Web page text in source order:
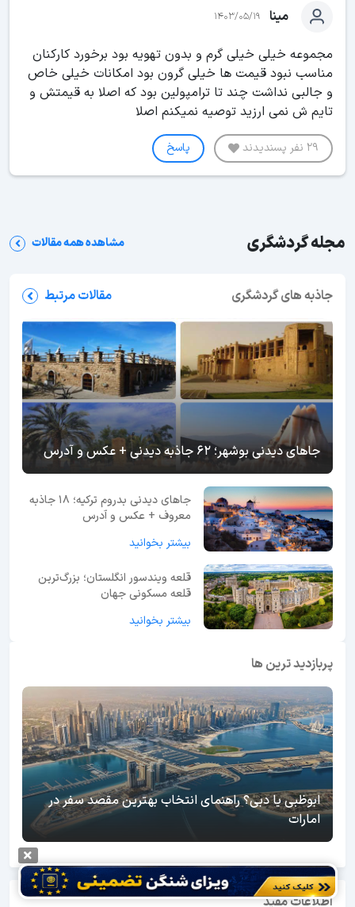
مینا 1403/05/19
مجموعه خیلی خیلی گرم و بدون تهویه بود برخورد کارکنان
مناسب نبود قیمت ها خیلی گرون بود امکانات خیلی خاص
و جالبی نداشت چند تا ترامپولین بود که اصلا به قیمتش و
تایم ش نمی ارزید توصیه نمیکنم اصلا
29 نفر پسندیدند پاسخ
مجله گردشگری مشاهده همه مقالات
جاذبه های گردشگری مقالات مرتبط
جاهای دیدنی بوشهر؛ 62 جاذبه دیدنی + عکس و آدرس
جاهای دیدنی بدروم ترکیه؛ 18 جاذبه
معروف + عکس و آدرس
بیشتر بخوانید
قلعه ویندسور انگلستان؛ بزرگ‌ترین
قلعه مسکونی جهان
بیشتر بخوانید
پربازدید ترین ها
ابوظبی یا دبی؟ راهنمای انتخاب بهترین مقصد سفر در
امارات
اطلاعات مفید